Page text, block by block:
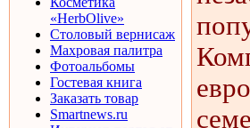
«HerbOlive»
Столовый вернисаж
Махровая палитра
Фотоальбомы
Гостевая книга
Заказать товар
Smartnews.ru